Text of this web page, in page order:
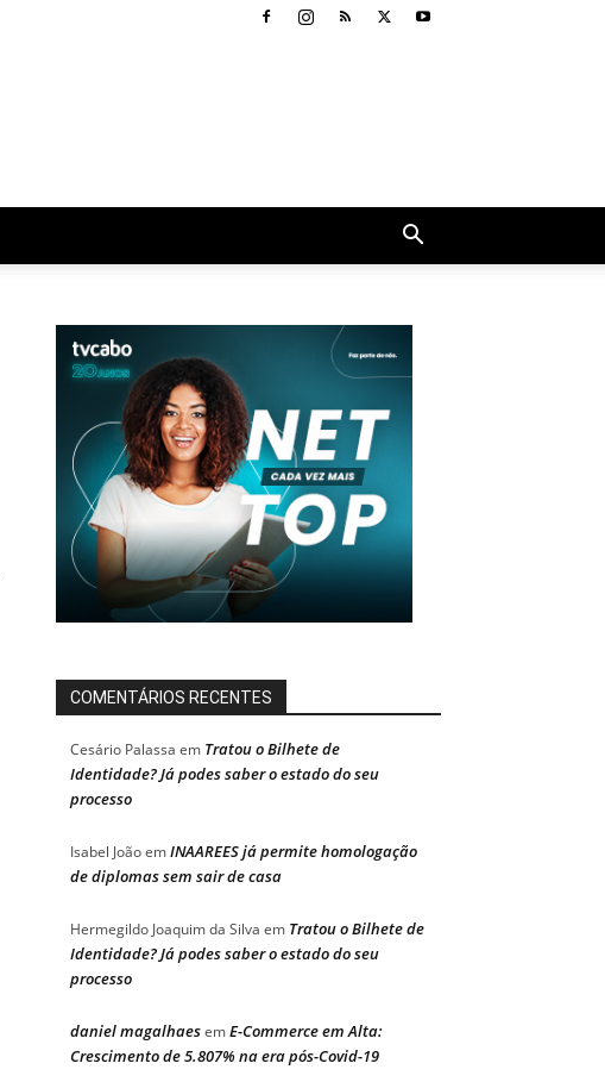
COMENTÁRIOS RECENTES
Cesário Palassa em Tratou o Bilhete de
Identidade? Já podes saber o estado do seu
processo
Isabel JoãoemINAAREES já permite homologação
de diplomas sem sair de casa
Hermegildo Joaquim da Silva em Tratou o Bilhete de
Identidade? Já podes saber o estado do seu
processo
daniel magalhaesemE-Commerce em Alta:
Crescimento de 5.807% na era pós-Covid-19